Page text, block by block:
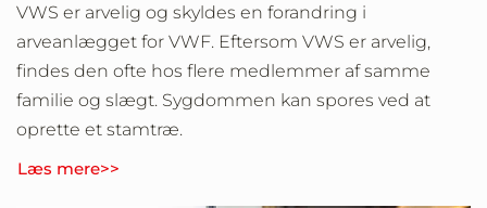
VWS er arvelig og skyldes en forandring i
arveanlægget for VWF. Eftersom VWS er arvelig,
findes den ofte hos flere medlemmer af samme
familie og slægt. Sygdommen kan spores ved at
oprette et stamtræ.
Læs mere>>